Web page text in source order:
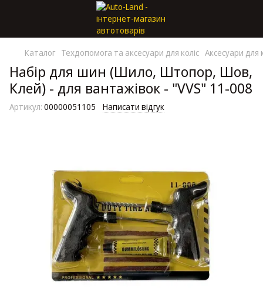
Каталог Техдопомога та аксесуари для коліс Аксесуари для
Набір для шин (Шило, Штопор, Шов,
Клей) - для вантажівок - "VVS" 11-008
Артикул: 00000051105 Написати відгук